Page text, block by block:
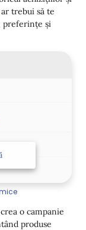
ar trebui să te
preferințe și
o campanie
produse